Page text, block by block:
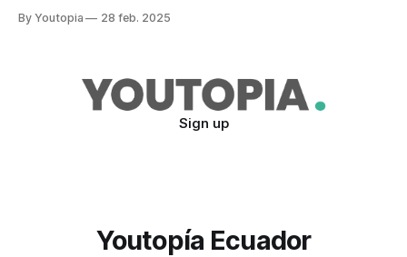
By Youtopia 28 feb. 2025
Sign up
Youtopía Ecuador